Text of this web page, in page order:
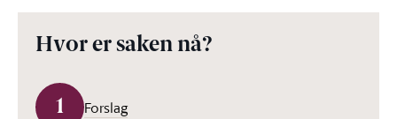
Hvor er saken nå?
1 Forslag